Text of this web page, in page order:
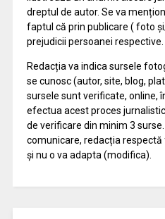
dreptul de autor. Se va
faptul că prin publicare ( foto
prejudicii persoanei respective.
Redacția va indica sursele
se cunosc (autor, site, blog,
sursele sunt verificate, online,
efectua acest proces
de verificare din minim 3
comunicare, redacția
și nu o va adapta (modifica).